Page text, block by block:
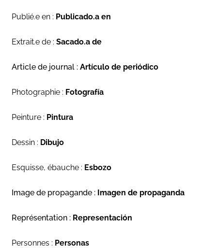
Publié.e en : Publicado.a en
Extrait.e de : Sacado.a de
Article de journal : Artículo de periódico
Photographie : Fotografía
Peinture : Pintura
Dessin : Dibujo
Esquisse, ébauche : Esbozo
Image de propagande : Imagen de propaganda
Représentation : Representación
Personnes : Personas